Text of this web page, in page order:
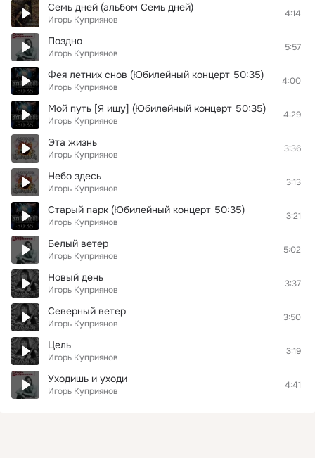
Семь дней (альбом Семь дней)
Игорь Куприянов
4:14
Поздно
Игорь Куприянов
5:57
Фея летних снов (Юбилейный концерт 50:35)
Игорь Куприянов
4:00
Мой путь [Я ищу] (Юбилейный концерт 50:35)
Игорь Куприянов
4:29
Эта жизнь
Игорь Куприянов
3:36
Небо здесь
Игорь Куприянов
3:13
Старый парк (Юбилейный концерт 50:35)
Игорь Куприянов
3:21
Белый ветер
Игорь Куприянов
5:02
Новый день
Игорь Куприянов
3:37
Северный ветер
Игорь Куприянов
3:50
Цель
Игорь Куприянов
3:19
Уходишь и уходи
Игорь Куприянов
4:41